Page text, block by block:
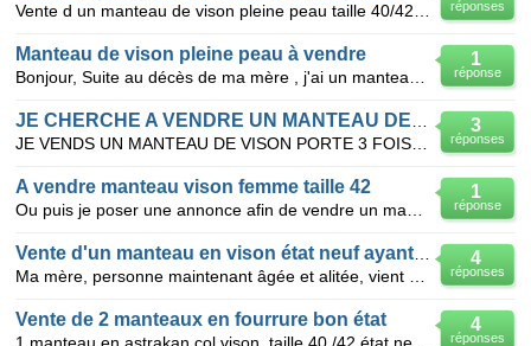
réponses
1
réponse
Manteau de vison pleine peau à vendre
3
réponses
1
réponse
A vendre manteau vison femme taille 42
4
réponses
4
réponses
Vente de 2 manteaux en fourrure bon état